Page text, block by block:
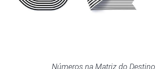
Números na Matriz do Destino